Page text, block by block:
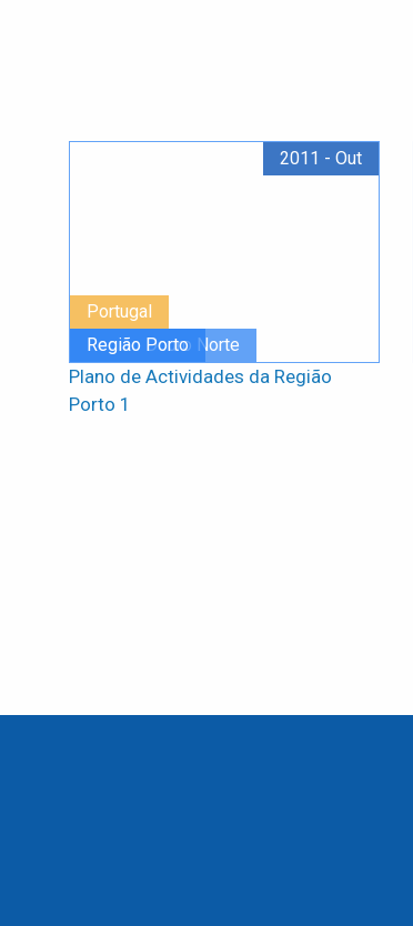
Portugal
Região Douro Norte
Região Porto
2011 - Out
Plano de Actividades da Região
Porto 1